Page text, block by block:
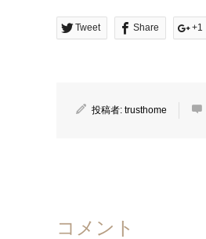
Tweet Share +1
投稿者: trusthome
コメント